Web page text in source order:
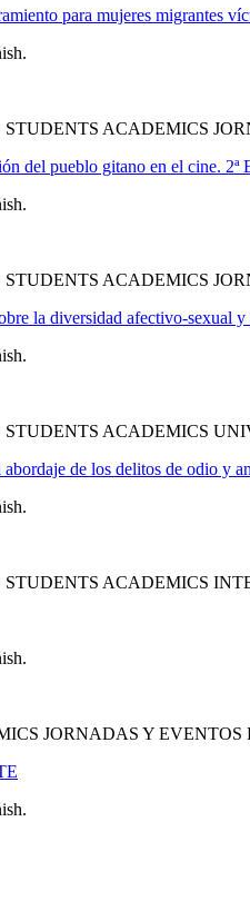
para mujeres migrantes
ACADEMICS
del pueblo gitano en el cine. 2ª
ACADEMICS
la diversidad afectivo-sexual y
ACADEMICS
de los delitos de odio y
ACADEMICS
JORNADAS Y EVENTOS